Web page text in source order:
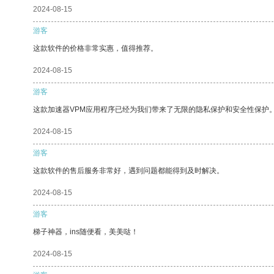
2024-08-15
游客
这款软件的价格非常实惠，值得推荐。
2024-08-15
游客
这款加速器VPM应用程序已经为我们带来了无限的隐私保护和安全性保护
2024-08-15
游客
这款软件的售后服务非常好，遇到问题都能得到及时解决。
2024-08-15
游客
梯子神器，ins随便看，美美哒！
2024-08-15